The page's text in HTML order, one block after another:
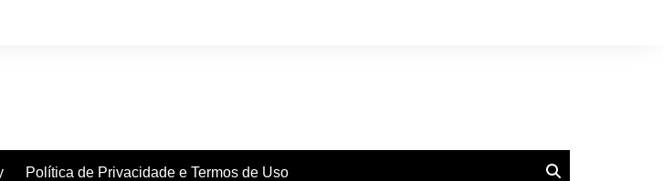
Política de Privacidade e Termos de Uso